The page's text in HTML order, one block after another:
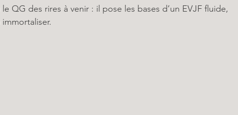
QG des rires à venir : il pose les bases d’un EVJF fluide,